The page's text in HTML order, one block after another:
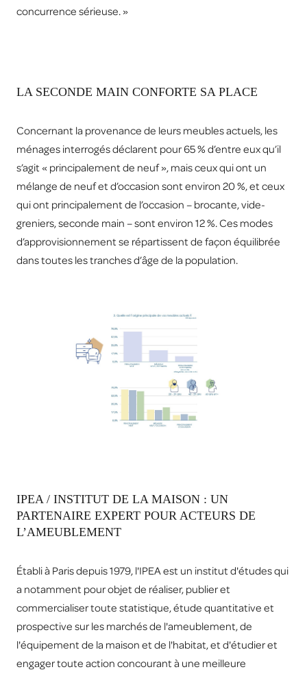
concurrence sérieuse. »
LA SECONDE MAIN CONFORTE SA PLACE
Concernant la provenance de leurs meubles actuels, les
ménages interrogés déclarent pour 65 % d’entre eux qu’il
s’agit « principalement de neuf », mais ceux qui ont un
mélange de neuf et d’occasion sont environ 20 %, et ceux
qui ont principalement de l’occasion – brocante, vide-
greniers, seconde main – sont environ 12 %. Ces modes
d’approvisionnement se répartissent de façon équilibrée
dans toutes les tranches d’âge de la population.
IPEA / INSTITUT DE LA MAISON : UN
PARTENAIRE EXPERT POUR ACTEURS DE
L’AMEUBLEMENT
Établi à Paris depuis 1979, l'IPEA est un institut d'études qui
a notamment pour objet de réaliser, publier et
commercialiser toute statistique, étude quantitative et
prospective sur les marchés de l'ameublement, de
l'équipement de la maison et de l'habitat, et d'étudier et
engager toute action concourant à une meilleure